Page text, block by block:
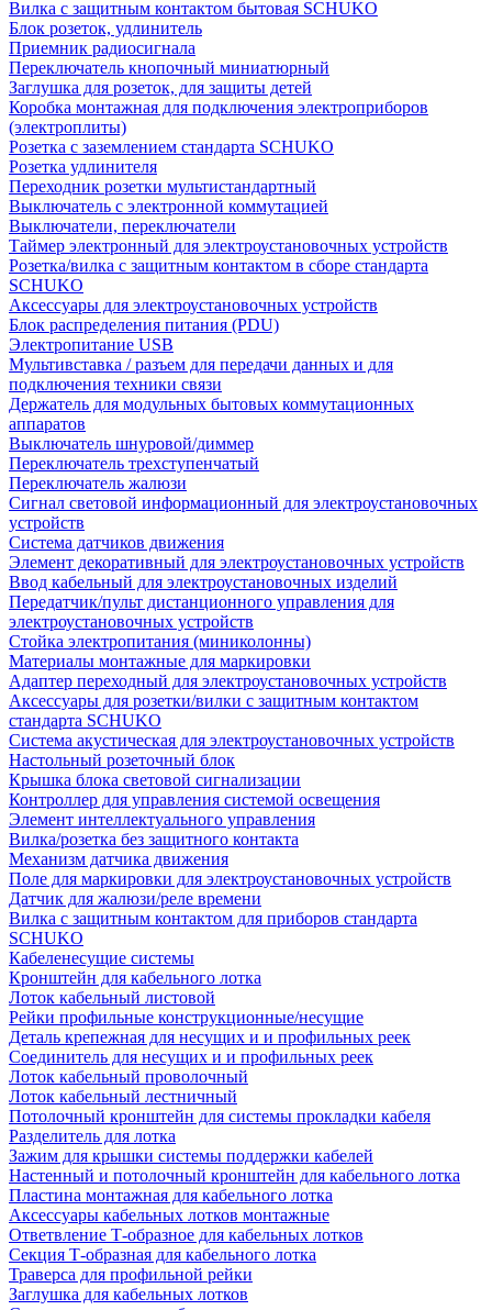
Вилка с защитным контактом бытовая SCHUKO
Блок розеток, удлинитель
Приемник радиосигнала
Переключатель кнопочный миниатюрный
Заглушка для розеток, для защиты детей
Коробка монтажная для подключения электроприборов
(электроплиты)
Розетка с заземлением стандарта SCHUKO
Розетка удлинителя
Переходник розетки мультистандартный
Выключатель с электронной коммутацией
Выключатели, переключатели
Таймер электронный для электроустановочных устройств
Розетка/вилка с защитным контактом в сборе стандарта
SCHUKO
Аксессуары для электроустановочных устройств
Блок распределения питания (PDU)
Электропитание USB
Мультивставка / разъем для передачи данных и для
подключения техники связи
Держатель для модульных бытовых коммутационных
аппаратов
Выключатель шнуровой/диммер
Переключатель трехступенчатый
Переключатель жалюзи
Сигнал световой информационный для электроустановочных
устройств
Система датчиков движения
Элемент декоративный для электроустановочных устройств
Ввод кабельный для электроустановочных изделий
Передатчик/пульт дистанционного управления для
электроустановочных устройств
Стойка электропитания (миниколонны)
Материалы монтажные для маркировки
Адаптер переходный для электроустановочных устройств
Аксессуары для розетки/вилки с защитным контактом
стандарта SCHUKO
Система акустическая для электроустановочных устройств
Настольный розеточный блок
Крышка блока световой сигнализации
Контроллер для управления системой освещения
Элемент интеллектуального управления
Вилка/розетка без защитного контакта
Механизм датчика движения
Поле для маркировки для электроустановочных устройств
Датчик для жалюзи/реле времени
Вилка с защитным контактом для приборов стандарта
SCHUKO
Кабеленесущие системы
Кронштейн для кабельного лотка
Лоток кабельный листовой
Рейки профильные конструкционные/несущие
Деталь крепежная для несущих и и профильных реек
Соединитель для несущих и и профильных реек
Лоток кабельный проволочный
Лоток кабельный лестничный
Потолочный кронштейн для системы прокладки кабеля
Разделитель для лотка
Зажим для крышки системы поддержки кабелей
Настенный и потолочный кронштейн для кабельного лотка
Пластина монтажная для кабельного лотка
Аксессуары кабельных лотков монтажные
Ответвление Т-образное для кабельных лотков
Секция Т-образная для кабельного лотка
Траверса для профильной рейки
Заглушка для кабельных лотков